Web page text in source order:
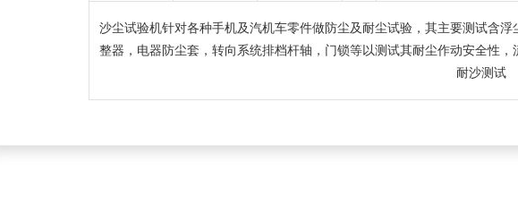
沙尘试验机针对各种手机及汽机车零件做防尘及耐尘试验，其主要测试含
整器，电器防尘套，转向系统排档杆轴，门锁等以测试其耐尘作动安全性
耐沙测试